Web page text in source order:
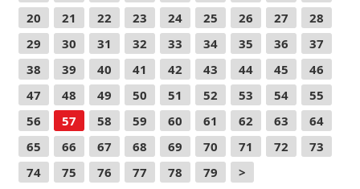
20
21 22 23 24 25 26 27
28
29
30 31 32 33 34 35 36
37
38
39 40 41 42 43 44 45
46
47
48 49 50 51 52 53 54
55
56
57 58 59 60 61 62 63
64
65
66 67 68 69 70 71 72
73
74
75 76 77 78 79 >